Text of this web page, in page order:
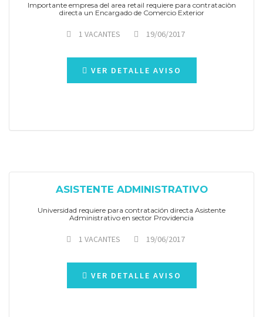
Importante empresa del area retail requiere para contrataciòn
directa un Encargado de Comercio Exterior
1 VACANTES 19/06/2017
VER DETALLE AVISO
ASISTENTE ADMINISTRATIVO
Universidad requiere para contratación directa Asistente
Administrativo en sector Providencia
1 VACANTES 19/06/2017
VER DETALLE AVISO